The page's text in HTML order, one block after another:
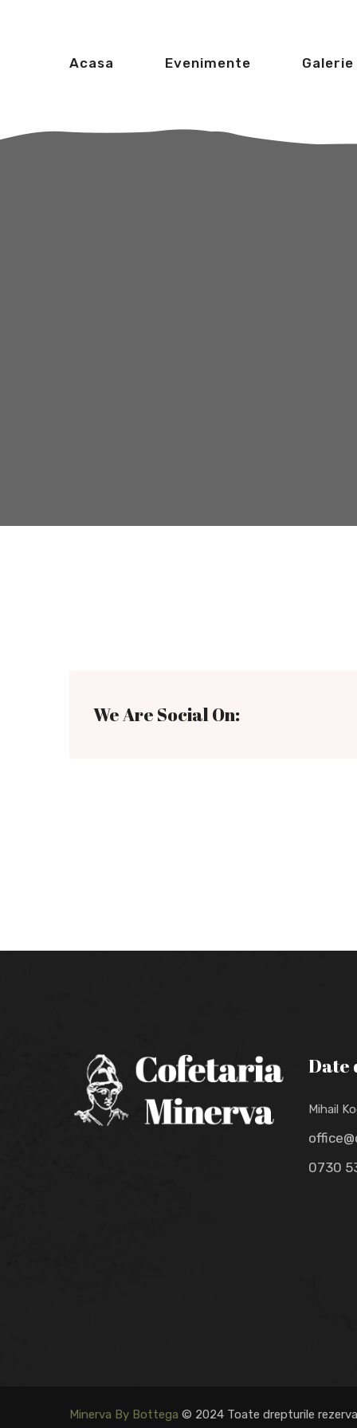
Acasa Evenimente Galerie
We Are Social On:
Date
Mihail
0730
Minerva By Bottega © 2024 Toate drepturile